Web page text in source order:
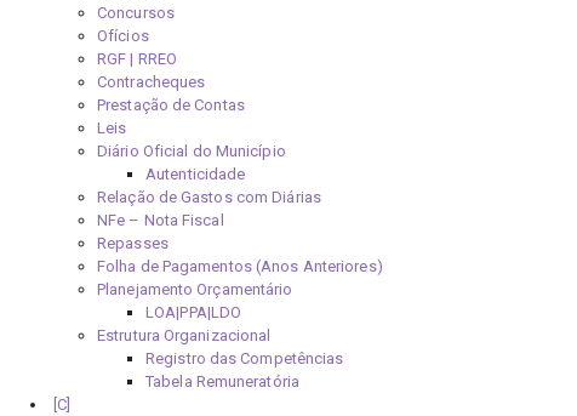
Concursos
Ofícios
RGF | RREO
Contracheques
Prestação de Contas
Leis
Diário Oficial do Município
Autenticidade
Relação de Gastos com Diárias
NFe – Nota Fiscal
Repasses
Folha de Pagamentos (Anos Anteriores)
Planejamento Orçamentário
LOA|PPA|LDO
Estrutura Organizacional
Registro das Competências
Tabela Remuneratória